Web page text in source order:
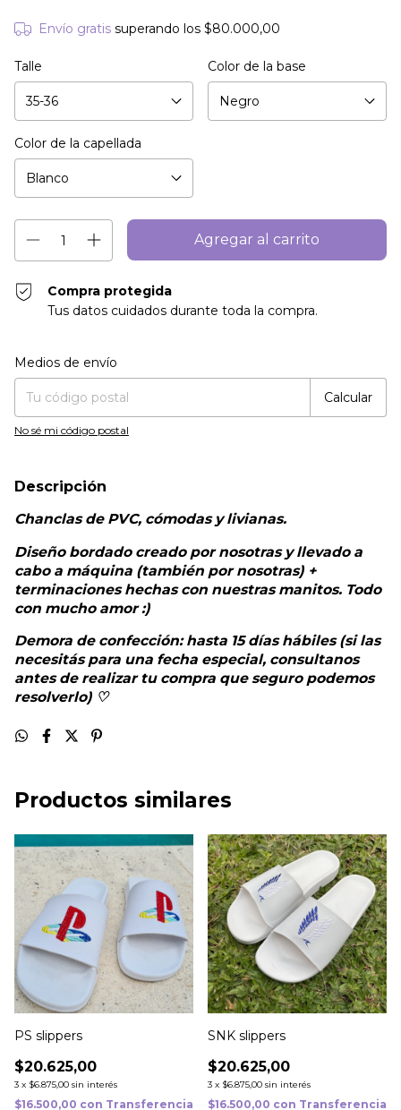
Envío gratis superando los $80.000,00
Talle Color de la base
Color de la capellada
Compra protegida
Tus datos cuidados durante toda la compra.
Entregas para el CP:
Medios de envío
Calcular
No sé mi código postal
Descripción
Chanclas de PVC, cómodas y livianas.
Diseño bordado creado por nosotras y llevado a
cabo a máquina (también por nosotras) +
terminaciones hechas con nuestras manitos. Todo
con mucho amor :)
Demora de confección: hasta 15 días hábiles (si las
necesitás para una fecha especial, consultanos
antes de realizar tu compra que seguro podemos
resolverlo) ♡
Productos similares
PS slippers
$20.625,00
3 x $6.875,00 sin interés
$16.500,00 con Transferencia
SNK slippers
$20.625,00
3 x $6.875,00 sin interés
$16.500,00 con Transferencia